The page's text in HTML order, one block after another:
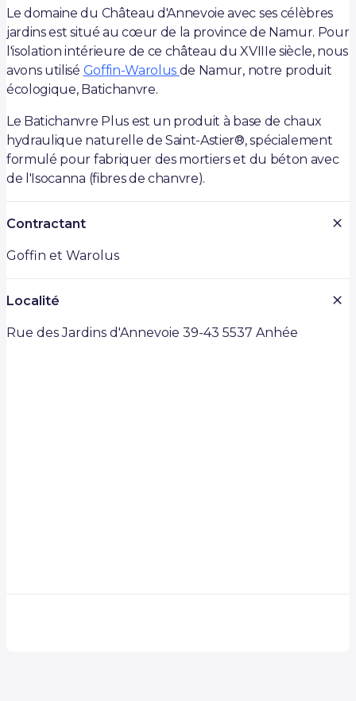
Le domaine du Château d'Annevoie avec ses célèbres
jardins est situé au cœur de la province de Namur. Pour
l'isolation intérieure de ce château du XVIIIe siècle, nous
avons utilisé Goffin-Warolus de Namur, notre produit
écologique, Batichanvre.
Le Batichanvre Plus est un produit à base de chaux
hydraulique naturelle de Saint-Astier®, spécialement
formulé pour fabriquer des mortiers et du béton avec
de l'Isocanna (fibres de chanvre).
Contractant
Goffin et Warolus
Localité
Rue des Jardins d'Annevoie 39-43 5537 Anhée